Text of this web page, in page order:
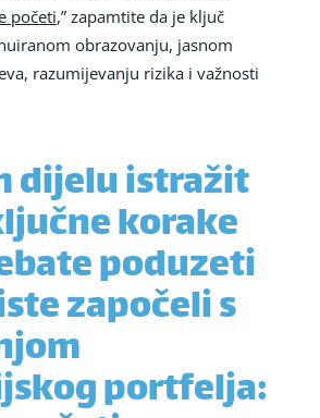
početi,” zapamtite da je ključ
obrazovanju, jasnom
razumijevanju rizika i važnosti
dijelu istražit
korake
poduzeti
započeli s
portfelja: